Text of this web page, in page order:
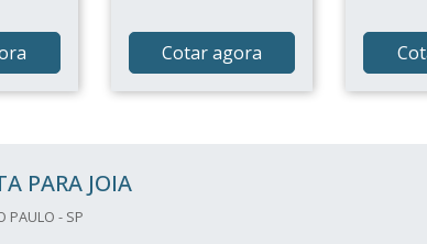
Cotar agora
PARA JOIA
PAULO - SP